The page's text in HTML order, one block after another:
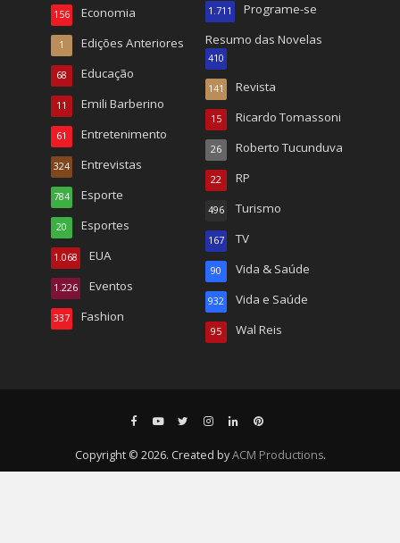
Economia
156
Edições Anteriores
1
Educação
68
Emili Barberino
11
Entretenimento
61
Entrevistas
324
Esporte
784
Esportes
20
EUA
1.068
Eventos
1.226
Fashion
337
Programe-se
1.711
Resumo das Novelas
410
Revista
141
Ricardo Tomassoni
15
Roberto Tucunduva
26
RP
22
Turismo
496
TV
167
Vida & Saúde
90
Vida e Saúde
932
Wal Reis
95
Copyright © 2026. Created byACM Productions.